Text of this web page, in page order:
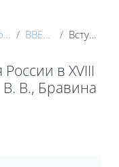
ИР. М2 - Кириллов (Электронный курс) с видео ВВЕДЕНИЕ Вступление
в XVIII
В., Бравина